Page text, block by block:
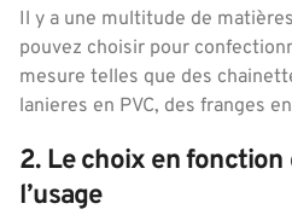
Il y a une multitude de
pouvez choisir pour
mesure telles que des
lanieres en PVC, des franges
2. Le choix en
l’usage